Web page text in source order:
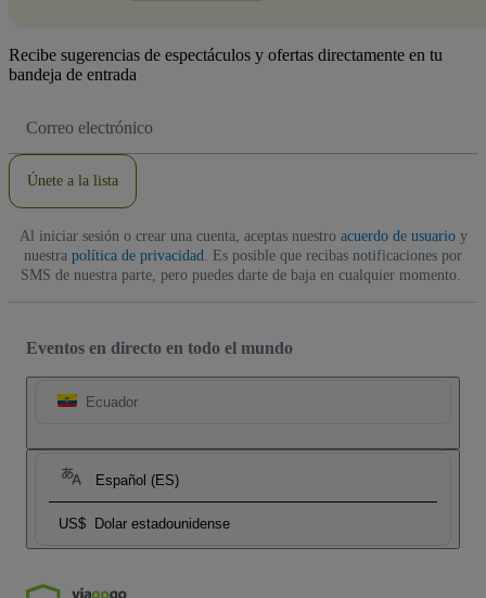
Recibe sugerencias de espectáculos y ofertas directamente en tu
bandeja de entrada
de
Únete a la lista
Al iniciar sesión o crear una cuenta, aceptas nuestro acuerdo de usuarioy
nuestra política de privacidad. Es posible que recibas notificaciones por
SMS de nuestra parte, pero puedes darte de baja en cualquier momento.
Eventos en directo en todo el mundo
Ecuador
Español (ES)
US$ Dolar estadounidense